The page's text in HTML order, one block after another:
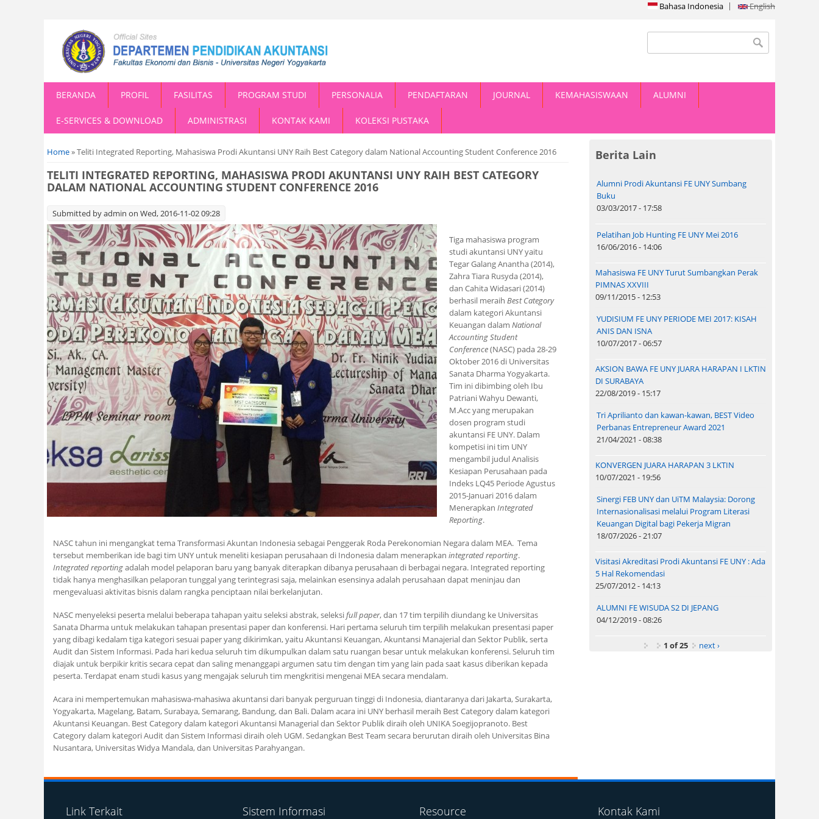
Bahasa Indonesia English
Search form
BERANDA PROFIL FASILITAS PROGRAM STUDI PERSONALIA PENDAFTARAN JOURNAL KEMAHASISWAAN ALUMNI
E-SERVICES & DOWNLOAD ADMINISTRASI KONTAK KAMI KOLEKSI PUSTAKA
You are here
Home» Teliti Integrated Reporting, Mahasiswa Prodi Akuntansi UNY Raih Best Category dalam National Accounting Student Conference 2016
TELITI INTEGRATED REPORTING, MAHASISWA PRODI AKUNTANSI UNY RAIH BEST CATEGORY
DALAM NATIONAL ACCOUNTING STUDENT CONFERENCE 2016
Submitted byadmin on Wed, 2016-11-02 09:28
Tiga mahasiswa program
studi akuntansi UNY yaitu
Tegar Galang Anantha (2014),
Zahra Tiara Rusyda (2014),
dan Cahita Widasari (2014)
berhasil meraih Best Category
dalam kategori Akuntansi
Keuangan dalam National
Accounting Student
Conference(NASC) pada 28-29
Oktober 2016 di Universitas
Sanata Dharma Yogyakarta.
Tim ini dibimbing oleh Ibu
Patriani Wahyu Dewanti,
M.Acc yang merupakan
dosen program studi
akuntansi FE UNY. Dalam
kompetisi ini tim UNY
mengambil judul Analisis
Kesiapan Perusahaan pada
Indeks LQ45 Periode Agustus
2015-Januari 2016 dalam
Menerapkan Integrated
Reporting.
NASC tahun ini mengangkat tema Transformasi Akuntan Indonesia sebagai Penggerak Roda Perekonomian Negara dalam MEA. Tema
tersebut memberikan ide bagi tim UNY untuk meneliti kesiapan perusahaan di Indonesia dalam menerapkan integrated reporting.
Integrated reportingadalah model pelaporan baru yang banyak diterapkan dibanya perusahaan di berbagai negara. Integrated reporting
tidak hanya menghasilkan pelaporan tunggal yang terintegrasi saja, melainkan esensinya adalah perusahaan dapat meninjau dan
mengevaluasi aktivitas bisnis dalam rangka penciptaan nilai berkelanjutan.
NASC menyeleksi peserta melalui beberapa tahapan yaitu seleksi abstrak, seleksifull paper, dan 17 tim terpilih diundang ke Universitas
Sanata Dharma untuk melakukan tahapan presentasi paper dan konferensi. Hari pertama seluruh tim terpilih melakukan presentasi paper
yang dibagi kedalam tiga kategori sesuai paper yang dikirimkan, yaitu Akuntansi Keuangan, Akuntansi Manajerial dan Sektor Publik, serta
Audit dan Sistem Informasi. Pada hari kedua seluruh tim dikumpulkan dalam satu ruangan besar untuk melakukan konferensi. Seluruh tim
diajak untuk berpikir kritis secara cepat dan saling menanggapi argumen satu tim dengan tim yang lain pada saat kasus diberikan kepada
peserta. Terdapat enam studi kasus yang mengajak seluruh tim mengkritisi mengenai MEA secara mendalam.
Acara ini mempertemukan mahasiswa-mahasiwa akuntansi dari banyak perguruan tinggi di Indonesia, diantaranya dari Jakarta, Surakarta,
Yogyakarta, Magelang, Batam, Surabaya, Semarang, Bandung, dan Bali. Dalam acara ini UNY berhasil meraih Best Category dalam kategori
Akuntansi Keuangan. Best Category dalam kategori Akuntansi Managerial dan Sektor Publik diraih oleh UNIKA Soegijopranoto. Best
Category dalam kategori Audit dan Sistem Informasi diraih oleh UGM. Sedangkan Best Team secara berurutan diraih oleh Universitas Bina
Nusantara, Universitas Widya Mandala, dan Universitas Parahyangan.
Berita Lain
Alumni Prodi Akuntansi FE UNY Sumbang
Buku
03/03/2017 - 17:58
Pelatihan Job Hunting FE UNY Mei 2016
16/06/2016 - 14:06
Mahasiswa FE UNY Turut Sumbangkan Perak
PIMNAS XXVIII
09/11/2015 - 12:53
YUDISIUM FE UNY PERIODE MEI 2017: KISAH
ANIS DAN ISNA
10/07/2017 - 06:57
AKSION BAWA FE UNY JUARA HARAPAN I LKTIN
DI SURABAYA
22/08/2019 - 15:17
Tri Aprilianto dan kawan-kawan, BEST Video
Perbanas Entrepreneur Award 2021
21/04/2021 - 08:38
KONVERGEN JUARA HARAPAN 3 LKTIN
10/07/2021 - 19:56
Sinergi FEB UNY dan UiTM Malaysia: Dorong
Internasionalisasi melalui Program Literasi
Keuangan Digital bagi Pekerja Migran
18/07/2026 - 21:07
Visitasi Akreditasi Prodi Akuntansi FE UNY : Ada
5 Hal Rekomendasi
25/07/2012 - 14:13
ALUMNI FE WISUDA S2 DI JEPANG
04/12/2019 - 08:26
1 of 25 next ›
Link Terkait Sistem Informasi Resource Kontak Kami